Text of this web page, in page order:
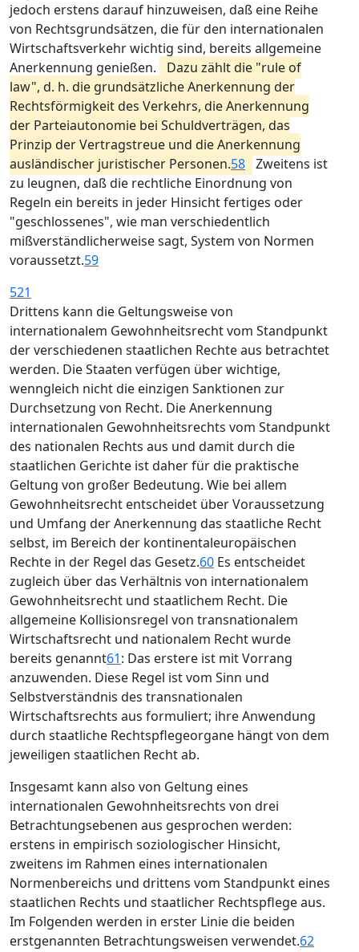
jedoch erstens darauf hinzuweisen, daß eine Reihe
von Rechtsgrundsätzen, die für den internationalen
Wirtschaftsverkehr wichtig sind, bereits allgemeine
Anerkennung genießen.
Dazu zählt die "rule of
law", d. h. die grundsätzliche Anerkennung der
Rechtsförmigkeit des Verkehrs, die Anerkennung
der Parteiautonomie bei Schuldverträgen, das
Prinzip der Vertragstreue und die Anerkennung
ausländischer juristischer Personen.58 Zweitens ist
zu leugnen, daß die rechtliche Einordnung von
Regeln ein bereits in jeder Hinsicht fertiges oder
"geschlossenes", wie man verschiedentlich
mißverständlicherweise sagt, System von Normen
voraussetzt.59
521
Drittens kann die Geltungsweise von
internationalem Gewohnheitsrecht vom Standpunkt
der verschiedenen staatlichen Rechte aus betrachtet
werden. Die Staaten verfügen über wichtige,
wenngleich nicht die einzigen Sanktionen zur
Durchsetzung von Recht. Die Anerkennung
internationalen Gewohnheitsrechts vom Standpunkt
des nationalen Rechts aus und damit durch die
staatlichen Gerichte ist daher für die praktische
Geltung von großer Bedeutung. Wie bei allem
Gewohnheitsrecht entscheidet über Voraussetzung
und Umfang der Anerkennung das staatliche Recht
selbst, im Bereich der kontinentaleuropäischen
Rechte in der Regel das Gesetz.60 Es entscheidet
zugleich über das Verhältnis von internationalem
Gewohnheitsrecht und staatlichem Recht. Die
allgemeine Kollisionsregel von transnationalem
Wirtschaftsrecht und nationalem Recht wurde
bereits genannt61: Das erstere ist mit Vorrang
anzuwenden. Diese Regel ist vom Sinn und
Selbstverständnis des transnationalen
Wirtschaftsrechts aus formuliert; ihre Anwendung
durch staatliche Rechtspflegeorgane hängt von dem
jeweiligen staatlichen Recht ab.
Insgesamt kann also von Geltung eines
internationalen Gewohnheitsrechts von drei
Betrachtungsebenen aus gesprochen werden:
erstens in empirisch soziologischer Hinsicht,
zweitens im Rahmen eines internationalen
Normenbereichs und drittens vom Standpunkt eines
staatlichen Rechts und staatlicher Rechtspflege aus.
Im Folgenden werden in erster Linie die beiden
erstgenannten Betrachtungsweisen verwendet.62